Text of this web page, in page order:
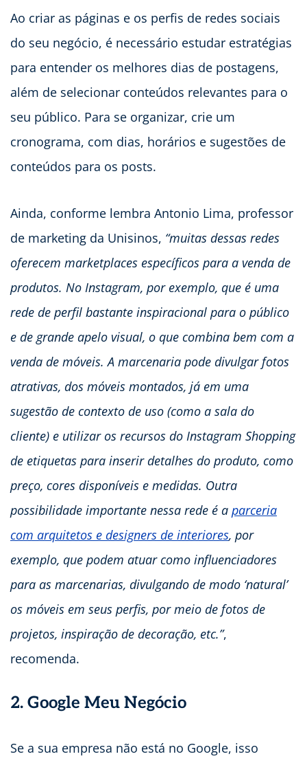
Ao criar as páginas e os perfis de redes sociais
do seu negócio, é necessário estudar estratégias
para entender os melhores dias de postagens,
além de selecionar conteúdos relevantes para o
seu público. Para se organizar, crie um
cronograma, com dias, horários e sugestões de
conteúdos para os posts.
Ainda, conforme lembra Antonio Lima, professor
de marketing da Unisinos, “muitas dessas redes
oferecem marketplaces específicos para a venda de
produtos. No Instagram, por exemplo, que é uma
rede de perfil bastante inspiracional para o público
e de grande apelo visual, o que combina bem com a
venda de móveis. A marcenaria pode divulgar fotos
atrativas, dos móveis montados, já em uma
sugestão de contexto de uso (como a sala do
cliente) e utilizar os recursos do Instagram Shopping
de etiquetas para inserir detalhes do produto, como
preço, cores disponíveis e medidas. Outra
possibilidade importante nessa rede é a parceria
com arquitetos e designers de interiores, por
exemplo, que podem atuar como influenciadores
para as marcenarias, divulgando de modo ‘natural’
os móveis em seus perfis, por meio de fotos de
projetos, inspiração de decoração, etc.”,
recomenda.
2. Google Meu Negócio
Se a sua empresa não está no Google, isso